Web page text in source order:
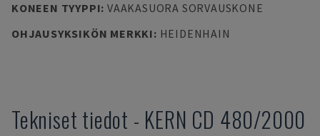
KONEEN TYYPPI: VAAKASUORA SORVAUSKONE
OHJAUSYKSIKÖN MERKKI: HEIDENHAIN
Tekniset tiedot - KERN CD 480/2000